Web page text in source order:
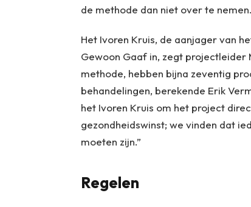
de methode dan niet over te
Het Ivoren Kruis, de aanjager van
Gewoon Gaaf in, zegt projectleider
methode, hebben bijna zeventig
behandelingen, berekende Erik
het Ivoren Kruis om het project
gezondheidswinst; we vinden dat
moeten zijn.”
Regelen